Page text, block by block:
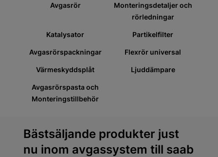
som behöver regelbunden kontroll och underhåll för
att bibehålla bilens prestanda och säkerhetsnivå.
Avgasrör
Monteringsdetaljer och
rörledningar
Katalysator Partikelfilter
Avgasrörspackningar Flexrör universal
Värmeskyddsplåt Ljuddämpare
Avgasrörspasta och
Monteringstillbehör
Bästsäljande produkter just
nu inom avgassystem till saab